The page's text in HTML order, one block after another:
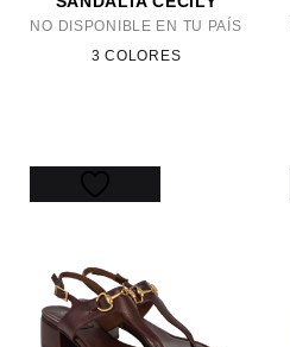
NO DISPONIBLE EN TU PAÍS
3 COLORES